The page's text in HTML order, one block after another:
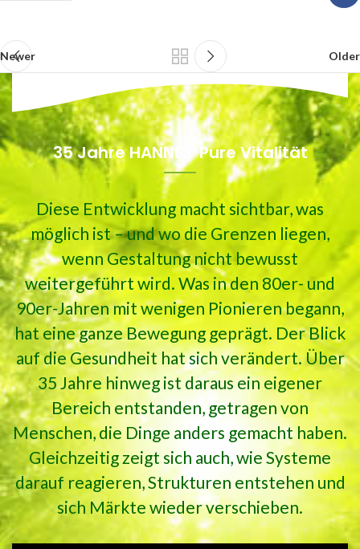
Newer Older
35 Jahre HANNES' Pure Vitalität
Diese Entwicklung macht sichtbar, was
möglich ist – und wo die Grenzen liegen,
wenn Gestaltung nicht bewusst
weitergeführt wird. Was in den 80er- und
90er-Jahren mit wenigen Pionieren begann,
hat eine ganze Bewegung geprägt. Der Blick
auf die Gesundheit hat sich verändert. Über
35 Jahre hinweg ist daraus ein eigener
Bereich entstanden, getragen von
Menschen, die Dinge anders gemacht haben.
Gleichzeitig zeigt sich auch, wie Systeme
darauf reagieren, Strukturen entstehen und
sich Märkte wieder verschieben.